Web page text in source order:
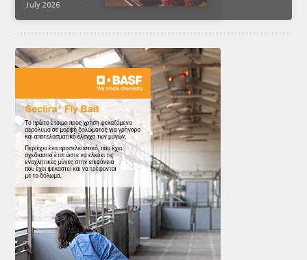
July 2026